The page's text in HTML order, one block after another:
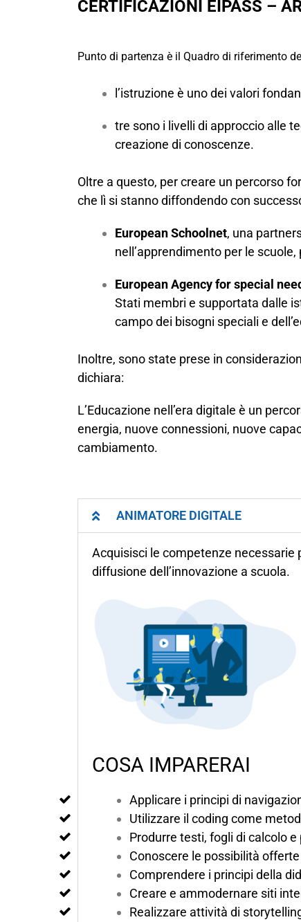
CERTIFICAZIONI EIPASS –
Punto di partenza è il Quadro di riferimento
l’istruzione è uno dei valori
tre sono i livelli di approccio alle
creazione di conoscenze.
Oltre a questo, per creare un percorso
che lì si stanno diffondendo con
European Schoolnet, una
nell’apprendimento per le
European Agency for special
Stati membri e supportata dalle
campo dei bisogni speciali e
Inoltre, sono state prese in
dichiara:
L’Educazione nell’era digitale è un
energia, nuove connessioni, nuove
cambiamento.
ANIMATORE DIGITALE
Acquisisci le competenze necessarie
diffusione dell’innovazione a scuola.
COSA IMPARERAI
Applicare i principi di
Utilizzare il coding come
Produrre testi, fogli di calcolo
Conoscere le possibilità
Comprendere i principi della
Creare e ammodernare siti
Realizzare attività di